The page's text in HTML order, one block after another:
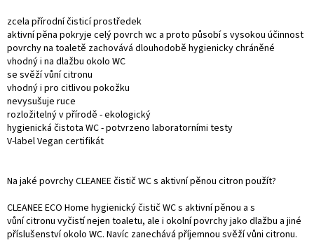
zcela přírodní čisticí prostředek
aktivní pěna pokryje celý povrch wc a proto působí s vysokou účinnost
povrchy na toaletě zachovává dlouhodobě hygienicky chráněné
vhodný i na dlažbu okolo WC
se svěží vůní citronu
vhodný i pro citlivou pokožku
nevysušuje ruce
rozložitelný v přírodě - ekologický
hygienická čistota WC - potvrzeno laboratorními testy
V-label Vegan certifikát
Na jaké povrchy CLEANEE čistič WC s aktivní pěnou citron použít?
CLEANEE ECO Home hygienický čistič WC s aktivní pěnou a s
vůní citronu vyčistí nejen toaletu, ale i okolní povrchy jako dlažbu a jiné
příslušenství okolo WC. Navíc zanechává příjemnou svěží vůni citronu.